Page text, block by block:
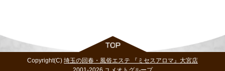
Copyright(C) 埼玉の回春・風俗エステ 『ミセスアロマ』大宮店